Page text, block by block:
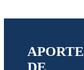
APORTE
DE